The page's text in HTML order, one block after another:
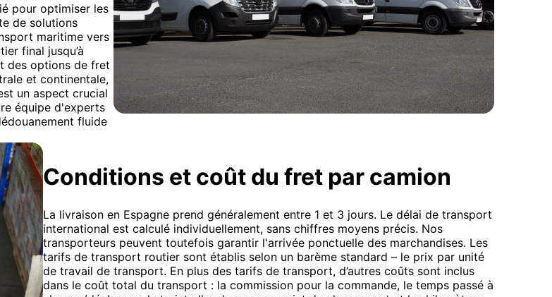
pour optimiser les
de solutions
maritime vers
final jusqu’à
des options de fret
et continentale,
un aspect crucial
équipe d'experts
fluide
Conditions et coût du fret par camion
La livraison en Espagne prend généralement entre 1 et 3 jours. Le délai de transport
international est calculé individuellement, sans chiffres moyens précis. Nos
transporteurs peuvent toutefois garantir l'arrivée ponctuelle des marchandises. Les
tarifs de transport routier sont établis selon un barème standard – le prix par unité
de travail de transport. En plus des tarifs de transport, d’autres coûts sont inclus
dans le coût total du transport : la commission pour la commande, le temps passé à